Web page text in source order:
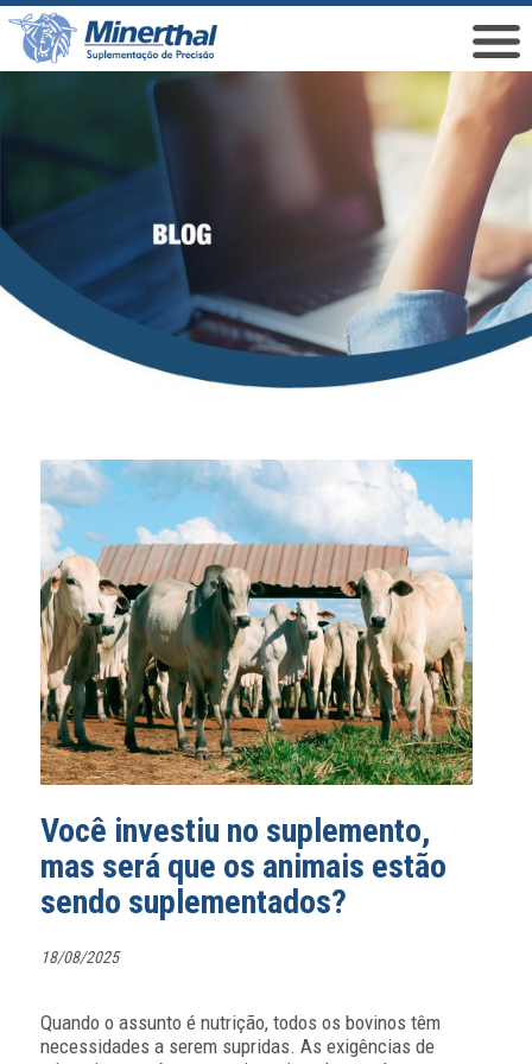
Você investiu no suplemento,
mas será que os animais estão
sendo suplementados?
18/08/2025
Quando o assunto é nutrição, todos os bovinos têm
necessidades a serem supridas. As exigências de